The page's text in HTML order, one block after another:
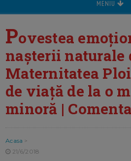
MENIU
Povestea
nașterii naturale
Maternitatea
de viață de la o
minoră |
Acasa >
21/6/2018